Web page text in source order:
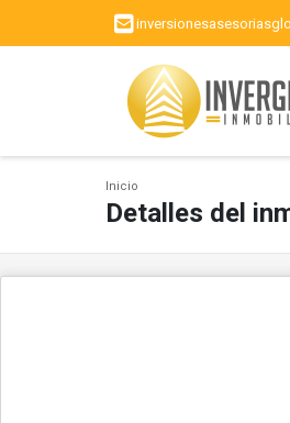
Inicio
Detalles del